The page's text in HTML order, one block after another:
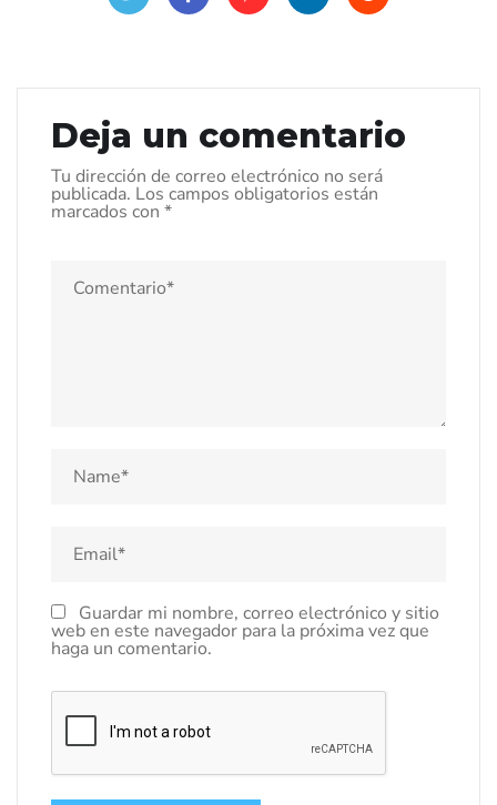
Deja un comentario
Tu dirección de correo electrónico no será
publicada. Los campos obligatorios están
marcados con *
Guardar mi nombre, correo electrónico y sitio
web en este navegador para la próxima vez que
haga un comentario.